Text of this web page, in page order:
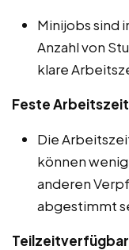
Minijobs sind
Anzahl von
klare
Feste
Die
können
anderen
abgestimmt